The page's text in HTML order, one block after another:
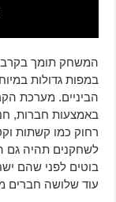
במפות גדולות
הביניים. מערכת
באמצעות חברות,
רחוק כמו קשתות
לשחקנים תהיה גם
בוטים לפני שהם
עוד שלושה חברים